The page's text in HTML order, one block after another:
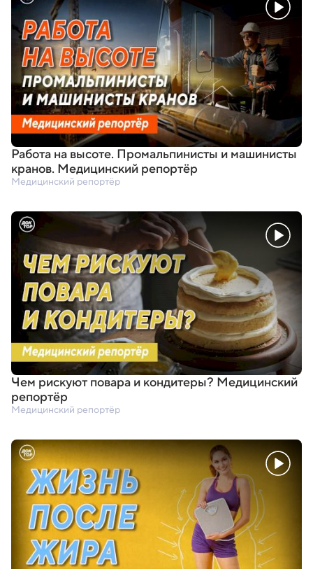
Работа на высоте. Промальпинисты и машинисты
кранов. Медицинский репортёр
Медицинский репортёр
Чем рискуют повара и кондитеры? Медицинский
репортёр
Медицинский репортёр